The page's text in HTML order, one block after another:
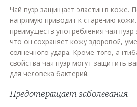
Чай пуэр защищает эластин в коже.
напрямую приводит к старению
преимуществ употребления чая пуэр
что он сохраняет кожу здоровой,
солнечного удара. Кроме того,
свойства чая пуэр могут защитить
для человека бактерий.
Предотвращает заболевания